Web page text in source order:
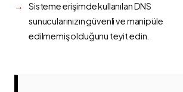
Sisteme erişimde kullanılan DNS
sunucularınızın güvenli ve manipüle
edilmemiş olduğunu teyit edin.